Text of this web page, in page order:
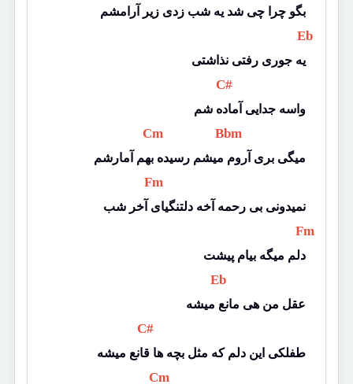
بگو چرا چی شد یه شب زدی زیر آرامشم
Eb
یه جوری رفتی نذاشتی
C#
واسه جدایی آماده شم
Cm Bbm
میگی بری آروم میشم رسیده بهم آمارشم
Fm
نمیدونی بی رحمه آخه دلتنگیای آخر شب
Fm
دلم میگه بیام پیشت
Eb
عقل من هی مانع میشه
C#
طفلکی این دلم که مثل بچه ها قانع میشه
Cm